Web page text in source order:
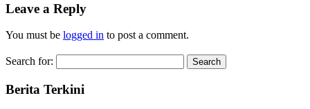
Leave a Reply
You must be logged in to post a comment.
Search for:
Berita Terkini